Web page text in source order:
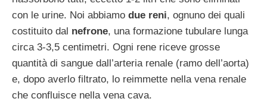
con le urine. Noi abbiamo due reni, ognuno dei quali
costituito dal nefrone, una formazione tubulare lunga
circa 3-3,5 centimetri. Ogni rene riceve grosse
quantità di sangue dall’arteria renale (ramo dell’aorta)
e, dopo averlo filtrato, lo reimmette nella vena renale
che confluisce nella vena cava.